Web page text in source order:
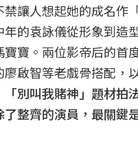
讓人想起她的成名作
的袁詠儀從形象到造
寶。兩位影帝后的首
啟智等老戲骨搭配，
「別叫我賭神」題材拍
整齊的演員，最關鍵